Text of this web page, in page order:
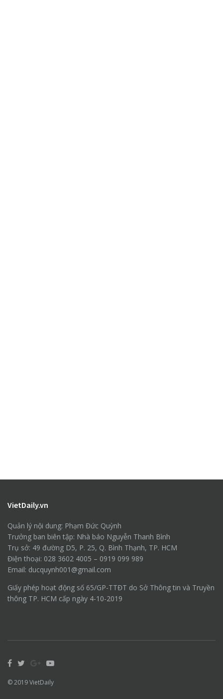
VietDaily.vn
Quản lý nội dung: Phạm Đức Quỳnh
Trưởng ban biên tập: Nhà báo Nguyễn Thanh Bình
Trụ sở: 49 đường D5, P. 25, Q. Bình Thạnh, TP. HCM
Điện thoại: 028 3602 4005 – 0919 099 989
Email: ducquynh001@gmail.com
Giấy phép hoạt động số 65/GP-TTĐT do Sở Thông tin và Truyền
thông TP. HCM cấp ngày 4-10-2019
© 2019VietDaily